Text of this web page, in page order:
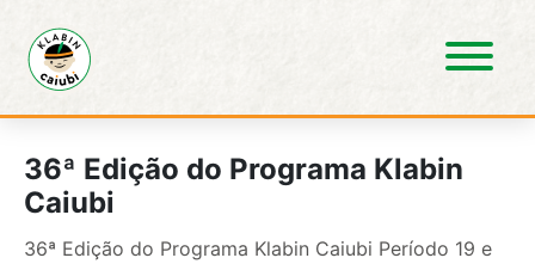
Pular para o Conteúdo principal
36ª Edição do Programa Klabin
Caiubi
36ª Edição do Programa Klabin Caiubi Período 19 e